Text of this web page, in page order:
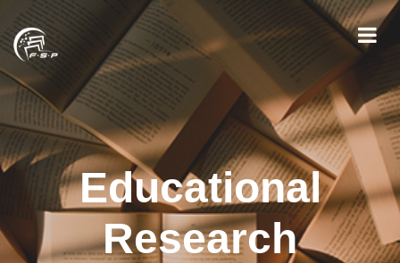
Educational
Research